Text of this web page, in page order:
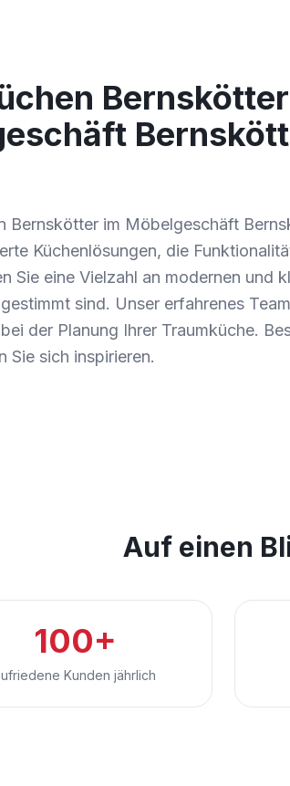
Bernskötter im Möbelgeschäft
Küchenlösungen, die
Sie eine Vielzahl an modernen und
sind. Unser erfahrenes
der Planung Ihrer Traumküche.
Sie sich inspirieren.
Auf einen
100+
Kunden jährlich